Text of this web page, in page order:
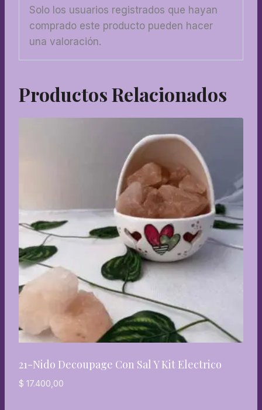
Solo los usuarios registrados que hayan
comprado este producto pueden hacer
una valoración.
Productos Relacionados
21-Nido Decoupage Con Sal Y Kit Electrico
$ 17.400,00